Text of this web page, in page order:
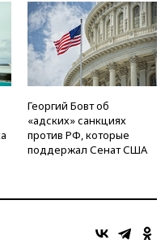
Георгий Бовт об
«адских» санкциях
против РФ, которые
поддержал Сенат США